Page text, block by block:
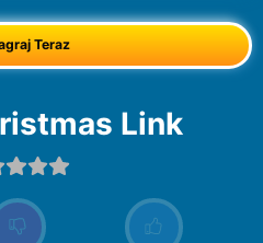
Teraz
Link